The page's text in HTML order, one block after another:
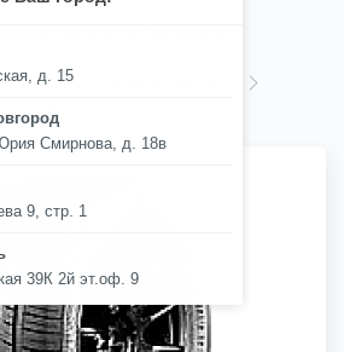
д. 15
Смирнова, д. 18в
9, стр. 1
39К 2й эт.оф. 9
225/60 R16 102V
Arivo Premio ARZERO
60 R16 102V